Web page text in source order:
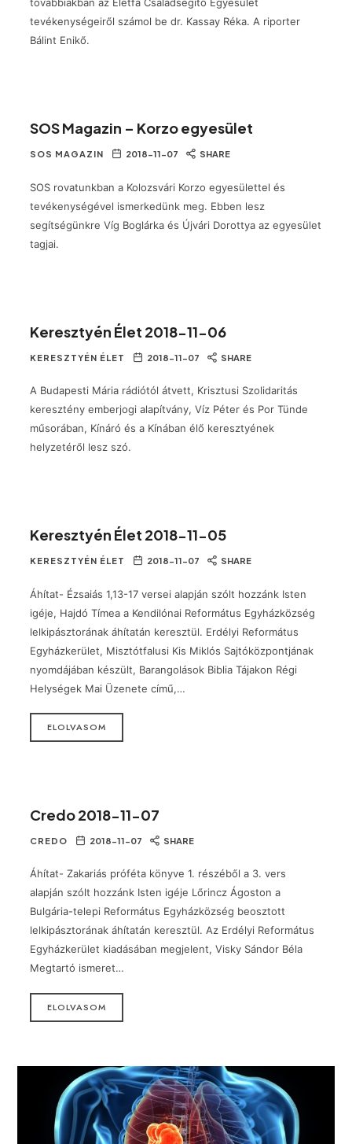
továbbiakban az Életfa Családsegítő Egyesület
tevékenységeiről számol be dr. Kassay Réka. A riporter
Bálint Enikő.
SOS Magazin – Korzo egyesület
SOS MAGAZIN 2018-11-07 SHARE
SOS rovatunkban a Kolozsvári Korzo egyesülettel és
tevékenységével ismerkedünk meg. Ebben lesz
segítségünkre Víg Boglárka és Újvári Dorottya az egyesület
tagjai.
Keresztyén Élet 2018-11-06
KERESZTYÉN ÉLET 2018-11-07 SHARE
A Budapesti Mária rádiótól átvett, Krisztusi Szolidaritás
keresztény emberjogi alapítvány, Víz Péter és Por Tünde
műsorában, Kínáró és a Kínában élő keresztyének
helyzetéről lesz szó.
Keresztyén Élet 2018-11-05
KERESZTYÉN ÉLET 2018-11-07 SHARE
Áhítat- Ézsaiás 1,13-17 versei alapján szólt hozzánk Isten
igéje, Hajdó Tímea a Kendilónai Református Egyházközség
lelkipásztorának áhítatán keresztül. Erdélyi Református
Egyházkerület, Misztótfalusi Kis Miklós Sajtóközpontjának
nyomdájában készült, Barangolások Biblia Tájakon Régi
Helységek Mai Üzenete című,…
ELOLVASOM
Credo 2018-11-07
CREDO 2018-11-07 SHARE
Áhítat- Zakariás próféta könyve 1. részéből a 3. vers
alapján szólt hozzánk Isten igéje Lőrincz Ágoston a
Bulgária-telepi Református Egyházközség beosztott
lelkipásztorának áhítatán keresztül. Az Erdélyi Református
Egyházkerület kiadásában megjelent, Visky Sándor Béla
Megtartó ismeret…
ELOLVASOM